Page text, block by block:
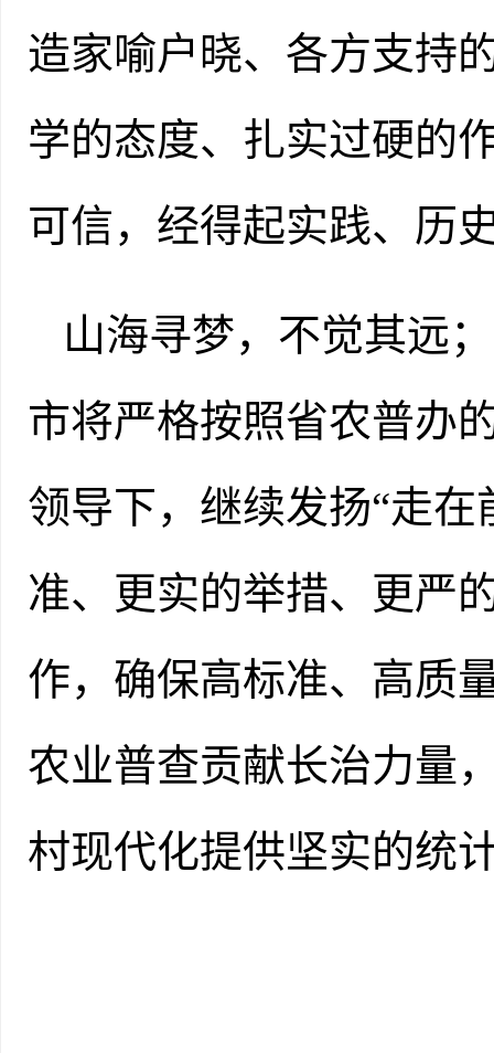
造家喻户晓、各方支持
学的态度、扎实过硬的
可信，经得起实践、 历
山海寻梦，不觉其远
市将严格按照省农普办
领导下，继续发扬“走在
准、更实的举措、更严
作，确保高标准、高质
农业普查贡献长治力量
村现代化提供坚实的统